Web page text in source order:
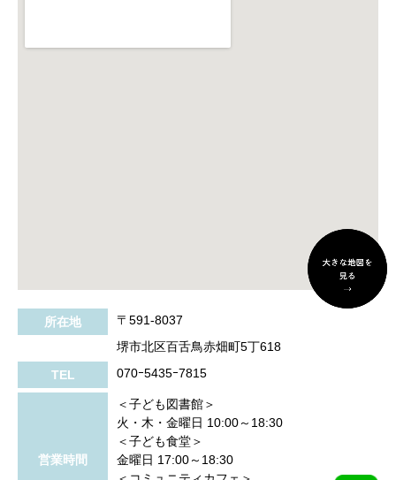
所在地
〒591-8037
堺市北区百舌鳥赤畑町5丁618
TEL
070ｰ5435ｰ7815
営業時間
＜子ども図書館＞
火・木・金曜日 10:00～18:30
＜子ども食堂＞
金曜日 17:00～18:30